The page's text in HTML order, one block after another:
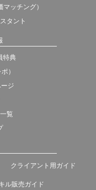
ッチング）
タント
特典
）
ジ
覧
クライアント用ガイド
ル販売ガイド